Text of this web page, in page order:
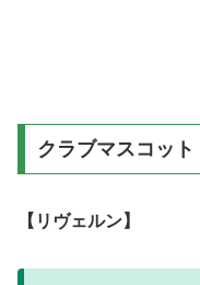
クラブマスコット
【リヴェルン】